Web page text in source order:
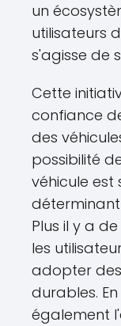
un
utilisateurs
s'agisse de
Cette
confiance
des
possibilité
véhicule
Plus il y a
les
adopter
durables.
également